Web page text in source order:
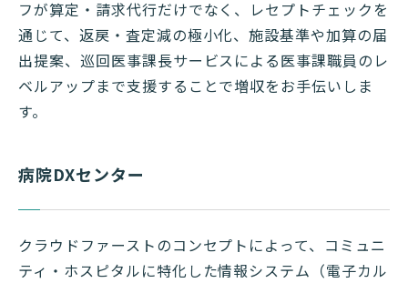
フが算定・請求代行だけでなく、レセプトチェックを
通じて、返戻・査定減の極小化、施設基準や加算の届
出提案、巡回医事課長サービスによる医事課職員のレ
ベルアップまで支援することで増収をお手伝いしま
す。
病院DXセンター
クラウドファーストのコンセプトによって、コミュニ
ティ・ホスピタルに特化した情報システム（電子カル